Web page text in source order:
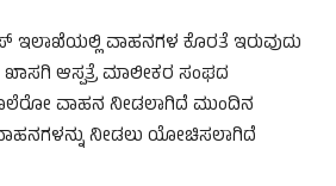
ಇಲಾಖೆಯಲ್ಲಿ ವಾಹನಗಳ ಕೊರತೆ ಇರುವುದು
ಆಸ್ಪತ್ರೆ ಮಾಲೀಕರ ಸಂಘದ
ವಾಹನ ನೀಡಲಾಗಿದೆ ಮುಂದಿನ
ನೀಡಲು ಯೋಚಿಸಲಾಗಿದೆ